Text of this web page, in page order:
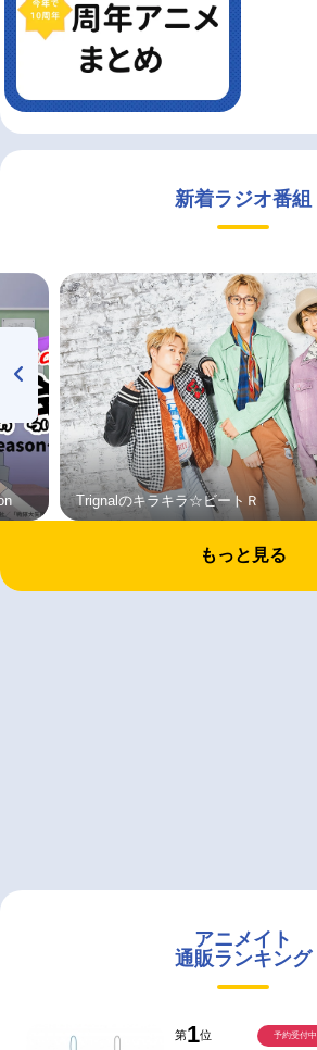
新着ラジオ番組
Trignalのキラキラ☆ビートＲ
もっと見る
アニメイト
通販ランキング
第1位 予約受付中